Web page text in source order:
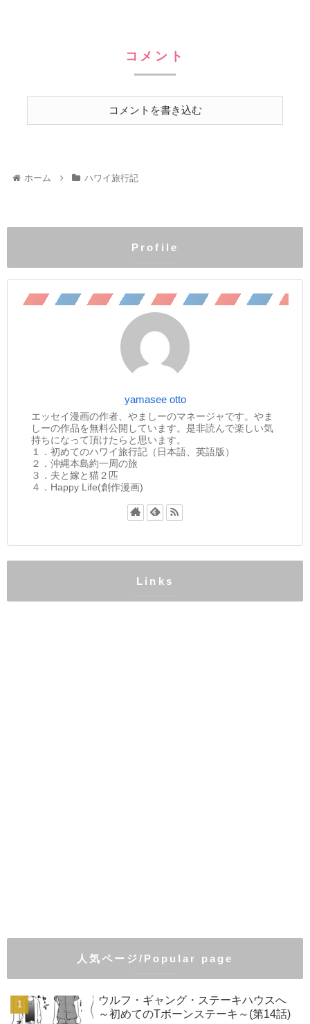
コメント
コメントを書き込む
ホーム ハワイ旅行記
Profile
yamasee otto
エッセイ漫画の作者、やましーのマネージャです。やま
しーの作品を無料公開しています。是非読んで楽しい気
持ちになって頂けたらと思います。
１．初めてのハワイ旅行記（日本語、英語版）
２．沖縄本島約一周の旅
３．夫と嫁と猫２匹
４．Happy Life(創作漫画)
Links
人気ページ/Popular page
ウルフ・ギャング・ステーキハウスへ
～初めてのTボーンステーキ～(第14話)